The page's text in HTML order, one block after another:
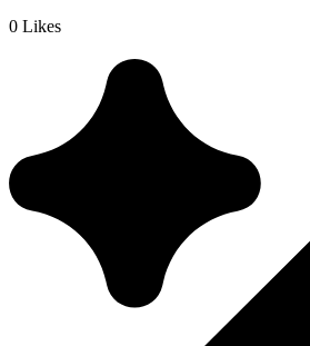
0 Likes